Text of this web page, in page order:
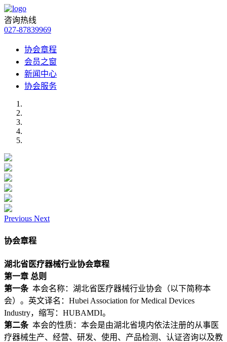
咨询热线
027-87839969
协会章程
会员之窗
新闻中心
协会服务
Previous Next
协会章程
湖北省医疗器械行业协会章程
第一章 总则
第一条本会名称：湖北省医疗器械行业协会（以下简称本
会）。英文译名：Hubei Association for Medical Devices
Industry，缩写：HUBAMDI。
第二条本会的性质：本会是由湖北省境内依法注册的从事医
疗器械生产、经营、研发、使用、产品检测、认证咨询以及教